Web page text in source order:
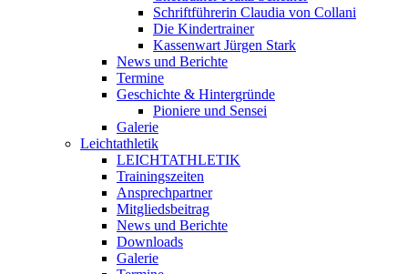
Schriftführerin Claudia von Collani
Die Kindertrainer
Kassenwart Jürgen Stark
News und Berichte
Termine
Geschichte & Hintergründe
Pioniere und Sensei
Galerie
Leichtathletik
LEICHTATHLETIK
Trainingszeiten
Ansprechpartner
Mitgliedsbeitrag
News und Berichte
Downloads
Galerie